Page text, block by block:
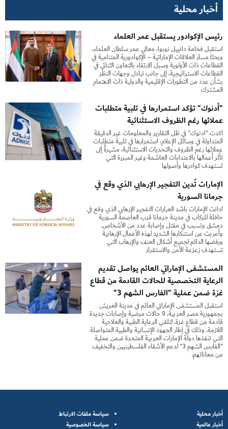
أخبار محلية
رئيس الإكوادور يستقبل عمر العلماء
استقبل فخامة دانييل نوبوا، معالي عمر سلطان العلماء،
وبحثا مسار العلاقات الإماراتية – الإكوادورية المتنامية في
القطاعات ذات الأولوية وسبل الارتقاء بالتعاون الثنائي في
القطاعات الاستراتيجية، إلى جانب تبادل وجهات النظر
بشأن عدد من التطورات الإقليمية والدولية ذات الاهتمام
المشترك
"أدنوك" تؤكد استمرارها في تلبية متطلبات
عملائها رغم الظروف الاستثنائية
أكدت "أدنوك" في ظل التقارير والمعلومات غير الدقيقة
المتداولة في وسائل الإعلام، استمرارها في تلبية متطلبات
عملائها رغم الظروف والتحديات الاستثنائية، مشيرةً إلى
تأثر أعمالها بالاعتداءات الغاشمة وغير المبررة التي
تستهدف كوادرها وأصولها
الإمارات تُدين التفجير الإرهابي الذي وقع في
جرمانا السورية
أدانت الإمارات بأشد العبارات التفجير الإرهابي الذي وقع في
حافلة للركاب في مدينة جرمانا قرب العاصمة السورية
دمشق وتسبب في مقتل وإصابة عدد من الأشخاص.
وأعربت عن استنكارها الشديد لهذه الأعمال الإرهابية
ورفضها الدائم لجميع أشكال العنف والإرهاب التي
تستهدف زعزعة الأمن والاستقرار
المستشفى الإماراتي العائم يواصل تقديم
الرعاية التخصصية للحالات القادمة من قطاع
غزة ضمن عملية "الفارس الشهم 3"
استقبل المستشفى الإماراتي العائم في مدينة العريش
بجمهورية مصر العربية، 9 حالات مرضية وإصابات جديدة
قادمة من قطاع غزة، لتلقي الرعاية الطبية والعلاجية
اللازمة، وذلك في إطار الجهود الإنسانية والطبية المتواصلة
التي تنفذها دولة الإمارات العربية المتحدة ضمن عملية
"الفارس الشهم 3" لدعم الأشقاء الفلسطينيين والتخفيف
من معاناتهم.
أخبار محلية
أخبار عالمية
سياسة ملفات الارتباط
سياسة الخصوصية